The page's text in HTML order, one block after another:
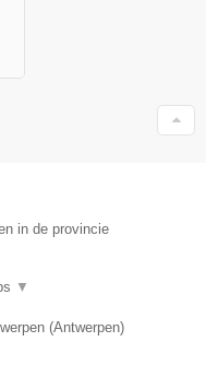
in de provincie
▼
(Antwerpen)